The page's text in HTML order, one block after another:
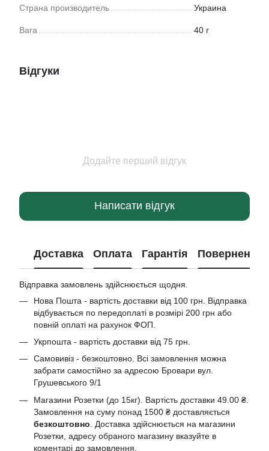
Страна производитель Украина
Вага 40 г
Відгуки
Додайте перший відгук
Написати відгук
Доставка Оплата Гарантія Повернення
Відправка замовлень здійснюється щодня.
Нова Пошта - вартість доставки від 100 грн. Відправка
відбувається по передоплаті в розмірі 200 грн або
повній оплаті на рахунок ФОП.
Укрпошта - вартість доставки від 75 грн.
Самовивіз - безкоштовно. Всі замовлення можна
забрати самостійно за адресою Бровари вул.
Грушевського 9/1
Магазини Розетки (до 15кг). Вартість доставки 49.00 ₴.
Замовлення на суму понад 1500 ₴ доставляється
безкоштовно . Доставка здійснюється на магазини
Розетки, адресу обраного магазину вказуйте в
коментарі до замовлення.